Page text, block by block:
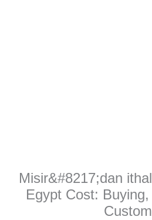
Misir&#8217;dan
Egypt Cost: